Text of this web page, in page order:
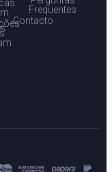
Frequentes
Contacto